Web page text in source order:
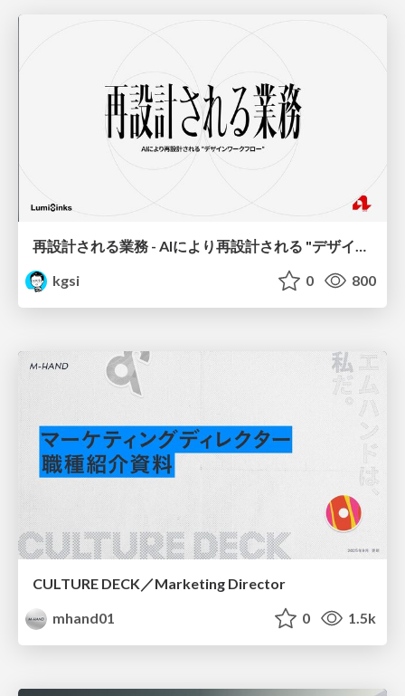
再設計される業務 - AIにより再設計される "デザインワークフロー" / AI Ops Lab #2 Redesigned orkflows
kgsi
0 800
CULTURE DECK／Marketing Director
mhand01
0 1.5k